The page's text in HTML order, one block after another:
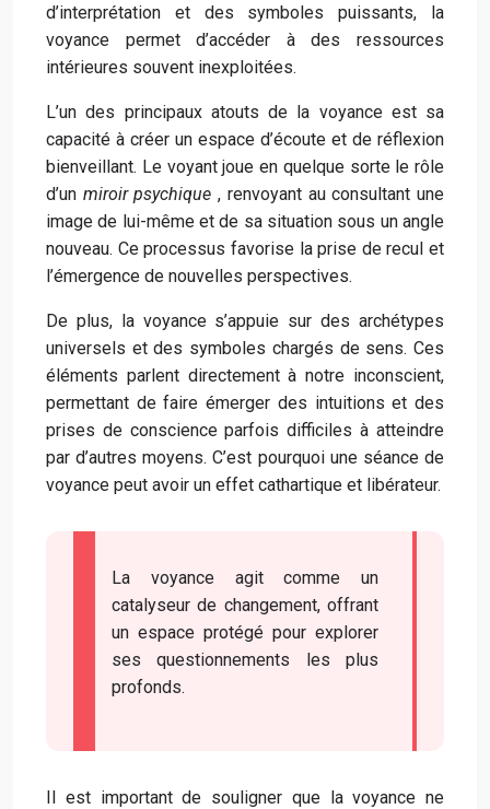
d’interprétation et des symboles puissants, la
voyance permet d’accéder à des ressources
intérieures souvent inexploitées.
L’un des principaux atouts de la voyance est sa
capacité à créer un espace d’écoute et de réflexion
bienveillant. Le voyant joue en quelque sorte le rôle
d’un miroir psychique, renvoyant au consultant une
image de lui-même et de sa situation sous un angle
nouveau. Ce processus favorise la prise de recul et
l’émergence de nouvelles perspectives.
De plus, la voyance s’appuie sur des archétypes
universels et des symboles chargés de sens. Ces
éléments parlent directement à notre inconscient,
permettant de faire émerger des intuitions et des
prises de conscience parfois difficiles à atteindre
par d’autres moyens. C’est pourquoi une séance de
voyance peut avoir un effet cathartique et libérateur.
La voyance agit comme un
catalyseur de changement, offrant
un espace protégé pour explorer
ses questionnements les plus
profonds.
Il est important de souligner que la voyance ne